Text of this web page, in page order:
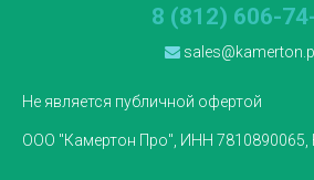
8 (812) 606-
Не является публичной офертой
ООО "Камертон Про", ИНН 7810890065,